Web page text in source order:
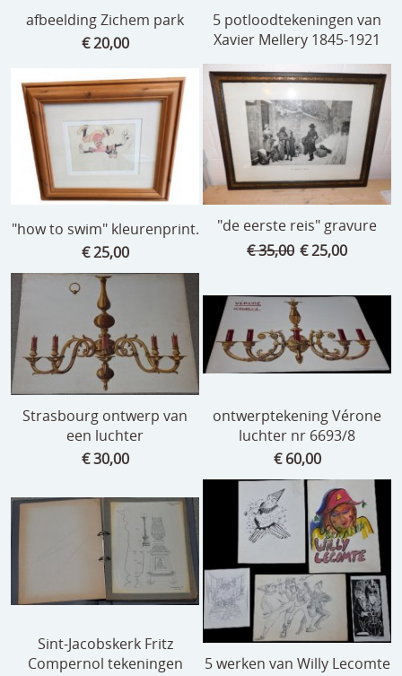
afbeelding Zichem park
€ 20,00
5 potloodtekeningen van
Xavier Mellery 1845-1921
"how to swim" kleurenprint.
€ 25,00
"de eerste reis" gravure
€ 35,00 € 25,00
Strasbourg ontwerp van
een luchter
€ 30,00
ontwerptekening Vérone
luchter nr 6693/8
€ 60,00
Sint-Jacobskerk Fritz
Compernol tekeningen
5 werken van Willy Lecomte